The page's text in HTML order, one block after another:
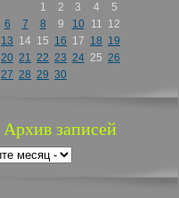
1
2 3 4
5
6
7 8 9 10 11 12
13 14 15 16 17 18 19
20 21 22 23 24 25 26
27 28 29 30
Архив записей